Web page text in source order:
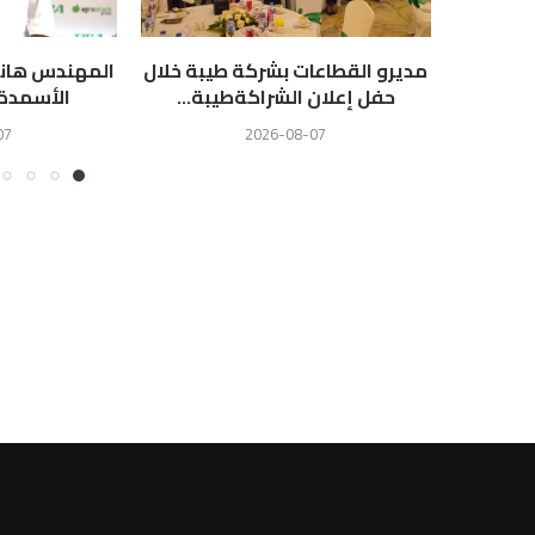
مديرو القطاعات بشركة طيبة خلال
حفل إعلان الشراكةطيبة...
2026-08-07
المهندس